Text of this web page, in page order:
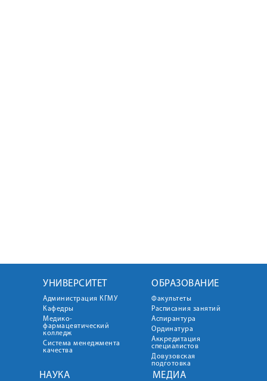
УНИВЕРСИТЕТ
Администрация КГМУ
Кафедры
Медико-
фармацевтический
колледж
Система менеджмента
качества
ОБРАЗОВАНИЕ
Факультеты
Расписания занятий
Аспирантура
Ординатура
Аккредитация
специалистов
Довузовская
подготовка
НАУКА МЕДИА